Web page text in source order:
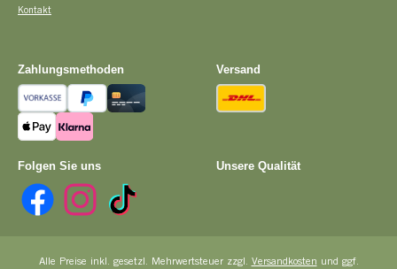
Kontakt
Folgen Sie uns
Facebook Instagram TikTok
Zahlungsmethoden
Vorkasse PayPal Kreditkarte
Apple Pay Pay with Klarna
Versand
Unsere Qualität
Alle Preise inkl. gesetzl. Mehrwertsteuer zzgl. Versandkosten und ggf.